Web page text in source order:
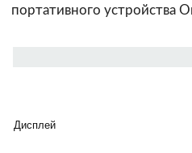
портативного устройства
Дисплей